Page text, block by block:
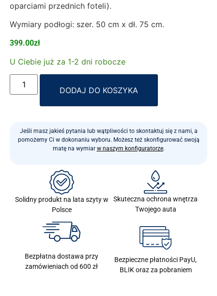
oparciami przednich foteli).
Wymiary podłogi: szer. 50 cm x dł. 75 cm.
399.00zł
U Ciebie już za 1-2 dni robocze
DODAJ DO KOSZYKA
Jeśli masz jakieś pytania lub wątpliwości to skontaktuj się z nami, a
pomożemy Ci w dokonaniu wyboru. Możesz też skonfigurować swoją
matę na wymiar w naszym konfiguratorze.
Solidny produkt na lata szyty w
Polsce
Skuteczna ochrona wnętrza
Twojego auta
Bezpłatna dostawa przy
zamówieniach od 600 zł
Bezpieczne płatności PayU,
BLIK oraz za pobraniem